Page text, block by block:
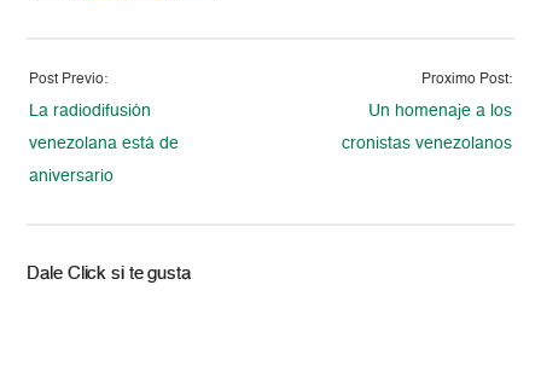
Post Previo:
La radiodifusión
venezolana está de
aniversario
Proximo Post:
Un homenaje a los
cronistas venezolanos
Dale Click si te gusta